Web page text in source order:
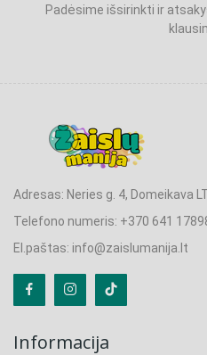
Padėsime išsirinkti ir
Adresas: Neries g. 4, Domeikava
Telefono numeris: +370 641
El.paštas: info@zaislumanija.lt
Informacija